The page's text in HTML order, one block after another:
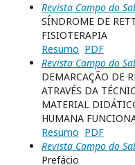
Revista Campo do
SÍNDROME DE
FISIOTERAPIA
Resumo PDF
Revista Campo do
DEMARCAÇÃO DE
ATRAVÉS DA
MATERIAL
HUMANA
Resumo PDF
Revista Campo do
Prefácio